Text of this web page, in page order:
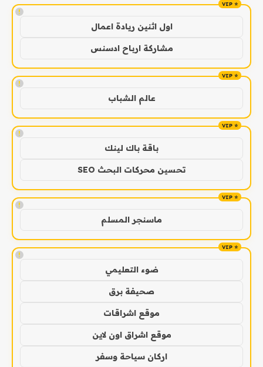
!
اول اثنين ريادة اعمال
مشاركة ارباح ادسنس
!
عالم الشباب
!
باقة باك لينك
تحسين محركات البحث SEO
!
ماسنجر المسلم
!
ضوء التعليمي
صحيفة برق
موقع اشراقات
موقع اشراق اون لاين
اركان سياحة وسفر